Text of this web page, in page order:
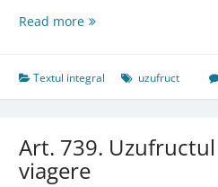
Read moreArt.
şi
obligaţiile
uzufructului
asupra
Textul integral uzufruct
Art. 739.
viagere